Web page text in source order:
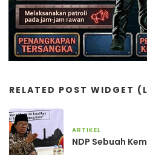
RELATED POST WIDGET
ARTIKEL
NDP Sebuah